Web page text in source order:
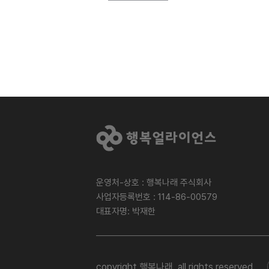
운영처-상호 : 행복나래 주식회사
사업자등록번호 : 114-86-00579
대표자명: 박재한
copyright 행복나래. all rights reserved.